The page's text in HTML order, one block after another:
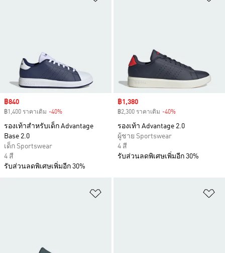
Sale price
฿840
฿1,400 ราคาเดิม -40%
รองเท้าสำหรับเด็ก Advantage
Base 2.0
เด็ก Sportswear
4 สี
รับส่วนลดพิเศษเพิ่มอีก 30%
Sale price
฿1,380
฿2,300 ราคาเดิม -40%
รองเท้า Advantage 2.0
ผู้ชาย Sportswear
4 สี
รับส่วนลดพิเศษเพิ่มอีก 30%